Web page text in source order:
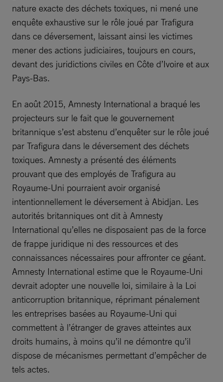
nature exacte des déchets toxiques, ni mené une
enquête exhaustive sur le rôle joué par Trafigura
dans ce déversement, laissant ainsi les victimes
mener des actions judiciaires, toujours en cours,
devant des juridictions civiles en Côte d’Ivoire et aux
Pays-Bas.
En août 2015, Amnesty International a braqué les
projecteurs sur le fait que le gouvernement
britannique s’est abstenu d’enquêter sur le rôle joué
par Trafigura dans le déversement des déchets
toxiques. Amnesty a présenté des éléments
prouvant que des employés de Trafigura au
Royaume-Uni pourraient avoir organisé
intentionnellement le déversement à Abidjan. Les
autorités britanniques ont dit à Amnesty
International qu’elles ne disposaient pas de la force
de frappe juridique ni des ressources et des
connaissances nécessaires pour affronter ce géant.
Amnesty International estime que le Royaume-Uni
devrait adopter une nouvelle loi, similaire à la Loi
anticorruption britannique, réprimant pénalement
les entreprises basées au Royaume-Uni qui
commettent à l’étranger de graves atteintes aux
droits humains, à moins qu’il ne démontre qu’il
dispose de mécanismes permettant d’empêcher de
tels actes.